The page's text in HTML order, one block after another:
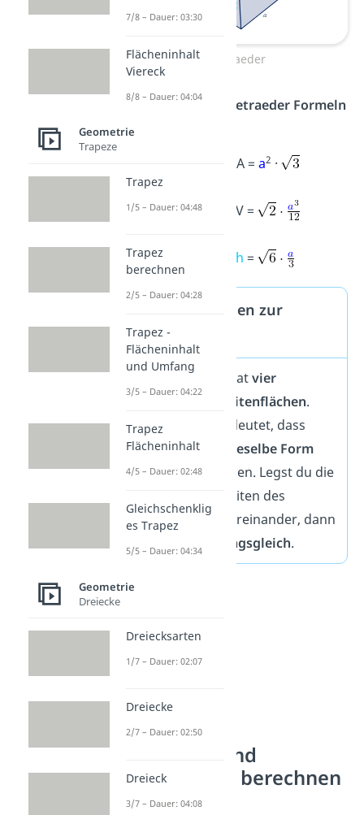
Tetraeder
Die wichtigsten
Tetraeder Formeln
sind:
A = a2 ·
Volumen V =
Höhe h =
Expertenwissen zur
Kongruenz
Ein Tetraeder hatvier
kongruente Seitenflächen.
Kongruenz
bedeutet, dass
zwei Figuren
dieselbe Form
und Größe
haben. Legst du die
vier Dreiecksseiten des
Tetraeders übereinander, dann
deckungsgleich.
Volumen und
Oberfläche berechnen
— Beispiel
7/8 – Dauer: 03:30
Flächeninhalt
Viereck
8/8 – Dauer: 04:04
Geometrie
Trapeze
Trapez
1/5 – Dauer: 04:48
Trapez
berechnen
2/5 – Dauer: 04:28
Trapez -
Flächeninhalt
und Umfang
3/5 – Dauer: 04:22
Trapez
Flächeninhalt
4/5 – Dauer: 02:48
Gleichschenklig
es Trapez
5/5 – Dauer: 04:34
Geometrie
Dreiecke
Dreiecksarten
1/7 – Dauer: 02:07
Dreiecke
2/7 – Dauer: 02:50
Dreieck
3/7 – Dauer: 04:08